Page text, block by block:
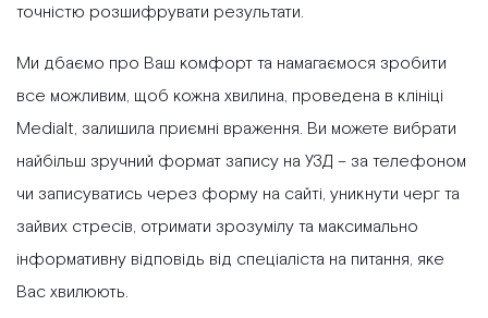
точністю розшифрувати результати.
Ми дбаємо про Ваш комфорт та намагаємося зробити
все можливим, щоб кожна хвилина, проведена в клініці
Medialt, залишила приємні враження. Ви можете вибрати
найбільш зручний формат запису на УЗД – за телефоном
чи записуватись через форму на сайті, уникнути черг та
зайвих стресів, отримати зрозумілу та максимально
інформативну відповідь від спеціаліста на питання, яке
Вас хвилюють.